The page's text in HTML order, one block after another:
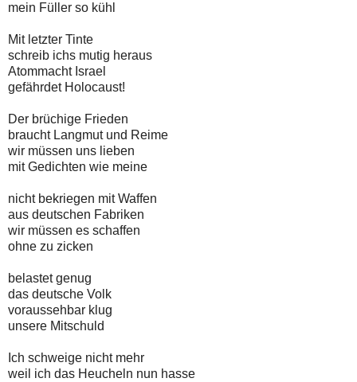
mein Füller so kühl
Mit letzter Tinte
schreib ichs mutig heraus
Atommacht Israel
gefährdet Holocaust!
Der brüchige Frieden
braucht Langmut und Reime
wir müssen uns lieben
mit Gedichten wie meine
nicht bekriegen mit Waffen
aus deutschen Fabriken
wir müssen es schaffen
ohne zu zicken
belastet genug
das deutsche Volk
voraussehbar klug
unsere Mitschuld
Ich schweige nicht mehr
weil ich das Heucheln nun hasse